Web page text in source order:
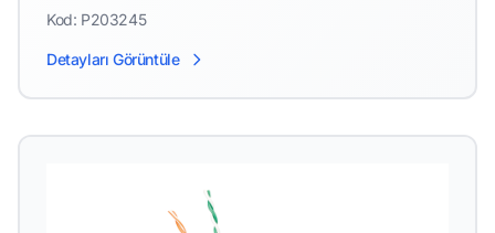
Kod: P203245
Detayları Görüntüle